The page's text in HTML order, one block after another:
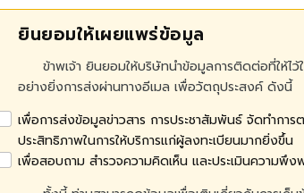
ยินยอมให้เผยแพร่ข้อมูล
ข้าพเจ้า ยินยอมให้บริษัทนำข้อมูลการติดต่อที่ให้ไ
อย่างยิ่งการส่งผ่านทางอีเมล เพื่อวัตถุประสงค์ ดังนี้
เพื่อการส่งข้อมูลข่าวสาร การประชาสัมพันธ์ จัดทำกา
ประสิทธิภาพในการให้บริการแก่ผู้ลงทะเบียนมากยิ่งขึ้น
เพื่อสอบถาม สำรวจความคิดเห็น และประเมินความพึ